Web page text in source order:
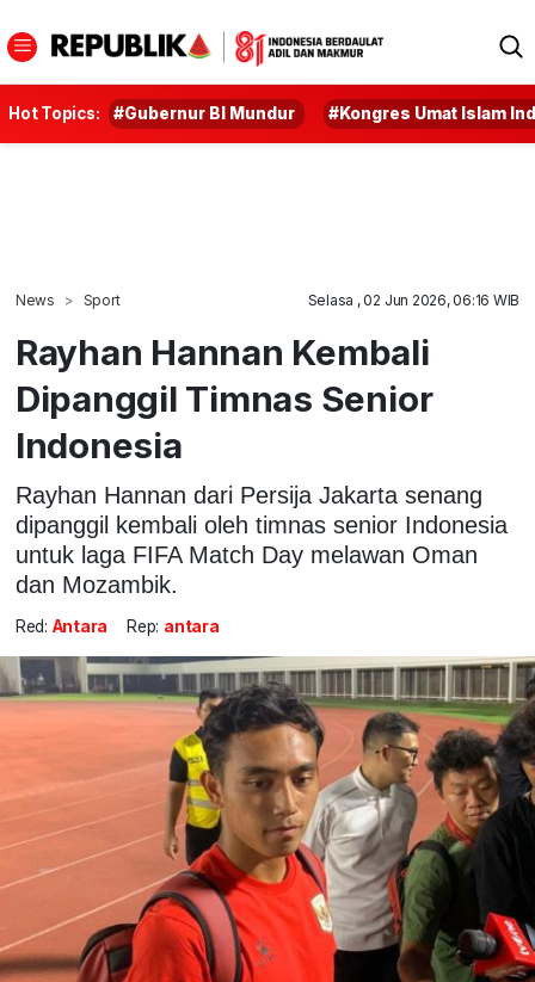
Hot Topics: #Gubernur BI Mundur #Kongres Umat Islam
News Sport Selasa , 02 Jun 2026, 06:16 WIB
Rayhan Hannan Kembali
Dipanggil Timnas Senior
Indonesia
Rayhan Hannan dari Persija Jakarta senang
dipanggil kembali oleh timnas senior Indonesia
untuk laga FIFA Match Day melawan Oman
dan Mozambik.
Red: Antara Rep: antara